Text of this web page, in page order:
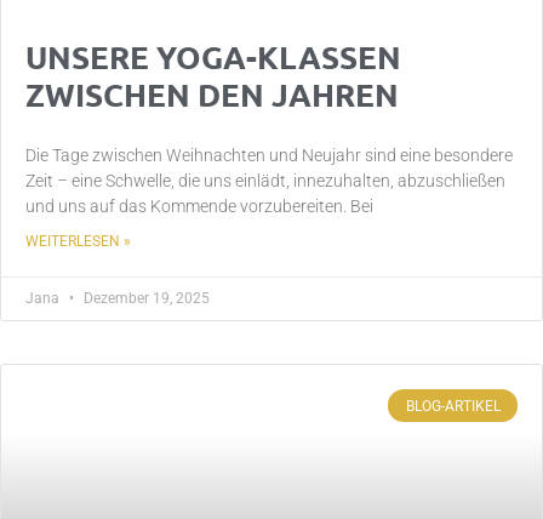
UNSERE YOGA-KLASSEN
ZWISCHEN DEN JAHREN
Die Tage zwischen Weihnachten und Neujahr sind eine besondere
Zeit – eine Schwelle, die uns einlädt, innezuhalten, abzuschließen
und uns auf das Kommende vorzubereiten. Bei
WEITERLESEN »
Jana Dezember 19, 2025
BLOG-ARTIKEL